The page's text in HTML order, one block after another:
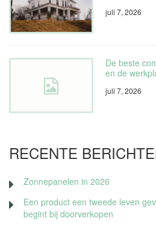
juli 7, 2026
De beste
en de
juli 7, 2026
RECENTE
Zonnepanelen in 2026
Een product een tweede leven
begint bij doorverkopen